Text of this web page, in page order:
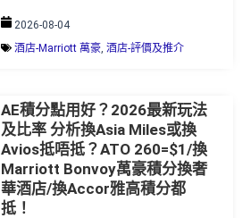
2026-08-04
酒店-Marriott 萬豪, 酒店-評價及推介
AE積分點用好？2026最新玩法
及比率 分析換Asia Miles或換
Avios抵唔抵？ATO 260=$1/換
Marriott Bonvoy萬豪積分換奢
華酒店/換Accor雅高積分都
抵！